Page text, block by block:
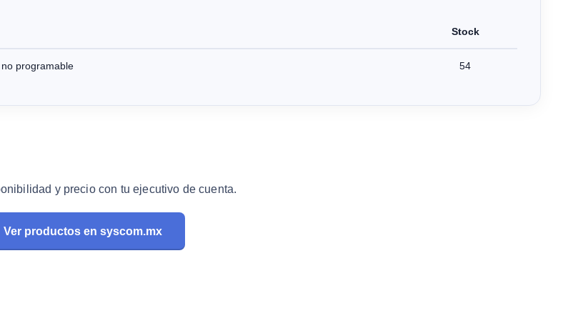
Stock
programable 54
y precio con tu ejecutivo de cuenta.
Ver productos en syscom.mx